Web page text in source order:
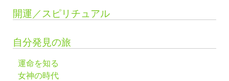
開運／スピリチュアル
自分発見の旅
運命を知る
女神の時代